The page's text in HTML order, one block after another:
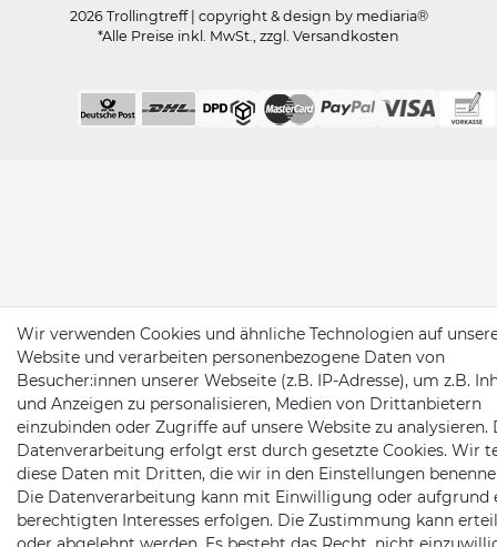
2026 Trollingtreff | copyright & design by mediaria®
*Alle Preise inkl. MwSt., zzgl. Versandkosten
Wir verwenden Cookies und ähnliche Technologien auf
Website und verarbeiten personenbezogene Daten von
Besucher:innen unserer Webseite (z.B. IP-Adresse), um z.B.
und Anzeigen zu personalisieren, Medien von Drittanbietern
einzubinden oder Zugriffe auf unsere Website zu analysieren.
Datenverarbeitung erfolgt erst durch gesetzte Cookies. Wir
diese Daten mit Dritten, die wir in den Einstellungen
Die Datenverarbeitung kann mit Einwilligung oder aufgrund
berechtigten Interesses erfolgen. Die Zustimmung kann